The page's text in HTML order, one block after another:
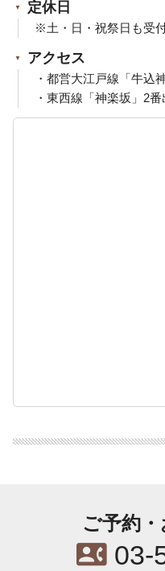
定休日
※土・日・祝祭日も受
アクセス
・都営大江戸線「牛込
・東西線「神楽坂」2
ご予約
contact_phone03-